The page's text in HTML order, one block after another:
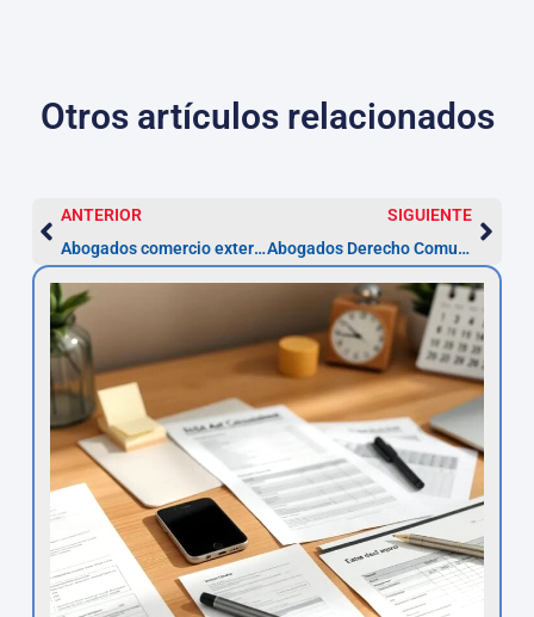
Otros artículos relacionados
ANTERIOR
Abogados comercio exterior en Sabadell | Prescripción 5 años
SIGUIENTE
Abogados Derecho Comunitario Sabadell: subvenciones y plazos